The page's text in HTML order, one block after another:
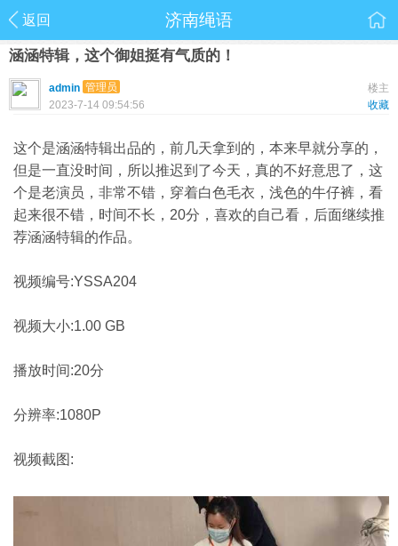
返回 济南绳语
涵涵特辑，这个御姐挺有气质的！
楼主
admin 管理员
收藏
2023-7-14 09:54:56
这个是涵涵特辑出品的，前几天拿到的，本来早就分享的，
但是一直没时间，所以推迟到了今天，真的不好意思了，这
个是老演员，非常不错，穿着白色毛衣，浅色的牛仔裤，看
起来很不错，时间不长，20分，喜欢的自己看，后面继续推
荐涵涵特辑的作品。
视频编号:YSSA204
视频大小:1.00 GB
播放时间:20分
分辨率:1080P
视频截图: